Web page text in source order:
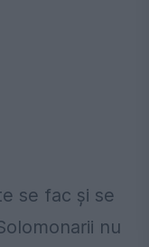
se fac şi se
nu